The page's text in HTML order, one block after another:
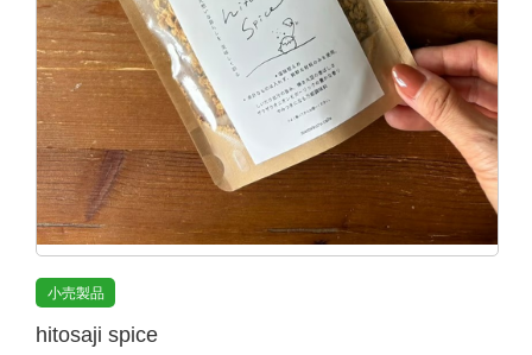
小売製品
hitosaji spice